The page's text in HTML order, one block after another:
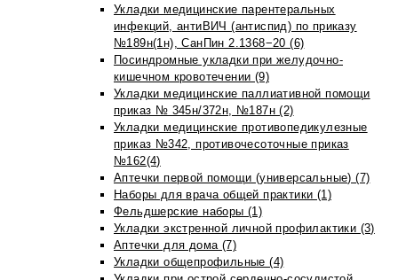
Укладки медицинские парентеральных
инфекций, антиВИЧ (антиспид) по приказу
№189н(1н), СанПин 2.1368−20 (6)
Посиндромные укладки при желудочно-
кишечном кровотечении (9)
Укладки медицинские паллиативной помощи
приказ № 345н/372н, №187н (2)
Укладки медицинские противопедикулезные
приказ №342, противочесоточные приказ
№162(4)
Аптечки первой помощи (универсальные) (7)
Наборы для врача общей практики (1)
Фельдшерские наборы (1)
Укладки экстренной личной профилактики (3)
Аптечки для дома (7)
Укладки общепрофильные (4)